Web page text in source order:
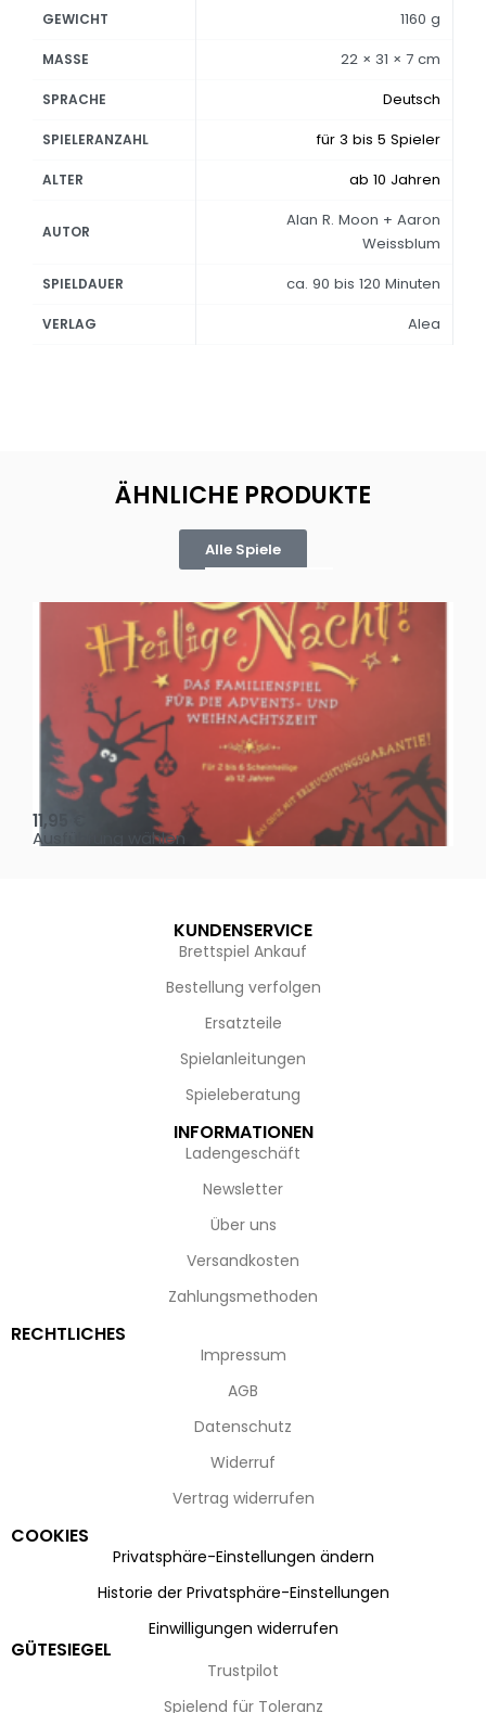
GEWICHT 1160 g
MASSE 22 × 31 × 7 cm
SPRACHE Deutsch
SPIELERANZAHL für 3 bis 5 Spieler
ALTER ab 10 Jahren
AUTOR
Alan R. Moon + Aaron
Weissblum
SPIELDAUER ca. 90 bis 120 Minuten
VERLAG Alea
ÄHNLICHE PRODUKTE
Alle Spiele
Oh, heilige Nacht!
11,95
Ausführung wählen
KUNDENSERVICE
Brettspiel Ankauf
Bestellung verfolgen
Ersatzteile
Spielanleitungen
Spieleberatung
INFORMATIONEN
Ladengeschäft
Newsletter
Über uns
Versandkosten
Zahlungsmethoden
RECHTLICHES
Impressum
AGB
Datenschutz
Widerruf
Vertrag widerrufen
COOKIES
Privatsphäre-Einstellungen ändern
Historie der Privatsphäre-Einstellungen
Einwilligungen widerrufen
GÜTESIEGEL
Trustpilot
Spielend für Toleranz